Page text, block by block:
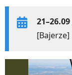
21–26.09
[Bajerze]